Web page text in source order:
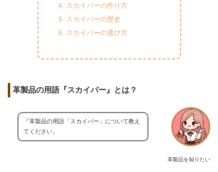
スカイバーの作り方
スカイバーの歴史
スカイバーの選び方
革製品の用語『スカイバー』とは？
革製品を知りたい
『革製品の用語「スカイバー」について教え
てください。